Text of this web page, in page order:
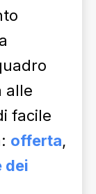
alle
facile
offerta,
dei